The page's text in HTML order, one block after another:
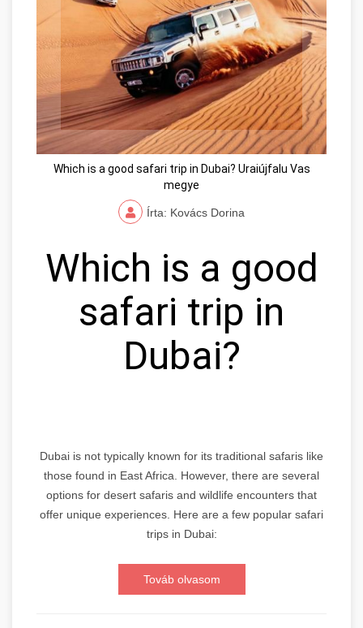
Which is a good safari trip in Dubai? Uraiújfalu Vas
megye
Írta: Kovács Dorina
Which is a good
safari trip in
Dubai?
Dubai is not typically known for its traditional safaris like
those found in East Africa. However, there are several
options for desert safaris and wildlife encounters that
offer unique experiences. Here are a few popular safari
trips in Dubai:
Továb olvasom